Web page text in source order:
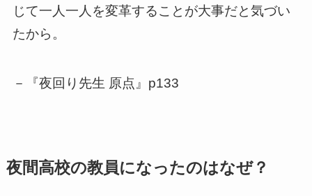
じて一人一人を変革することが大事だと気づい
たから。
－『夜回り先生 原点』p133
夜間高校の教員になったのはなぜ？